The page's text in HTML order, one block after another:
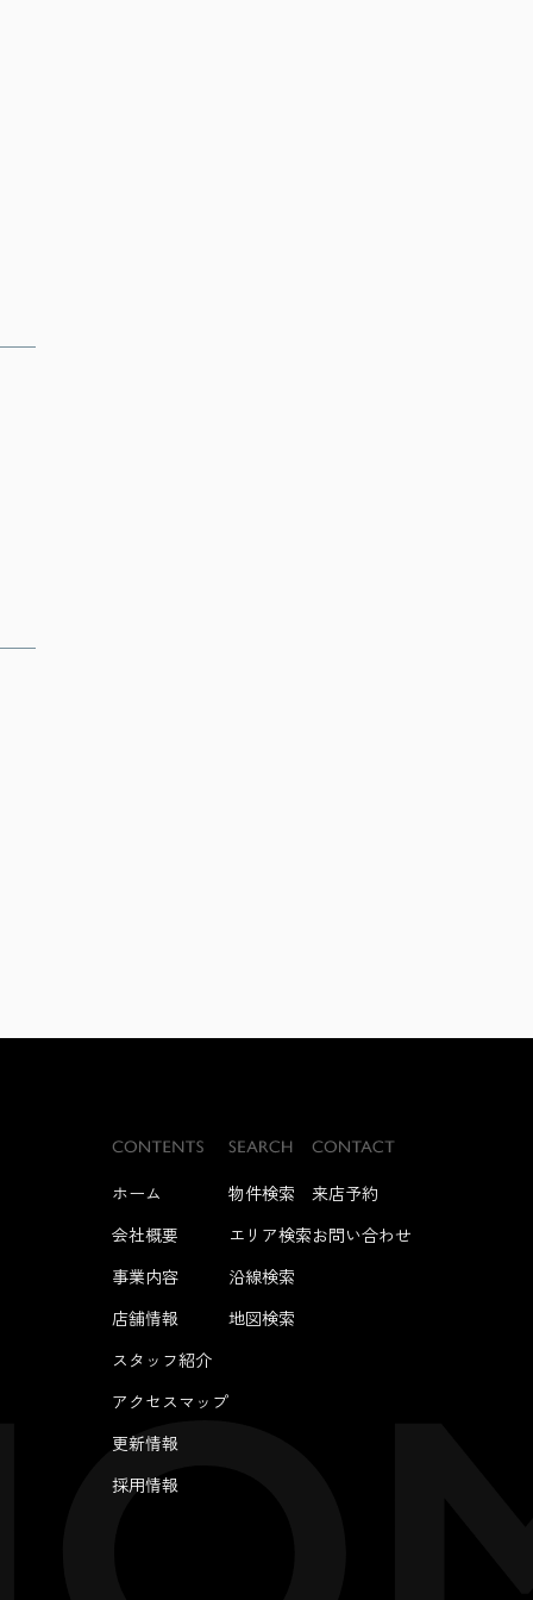
ホーム
会社概要
事業内容
店舗情報
スタッフ紹介
アクセスマップ
更新情報
採用情報
物件検索
エリア検索
沿線検索
地図検索
来店予約
お問い合わせ